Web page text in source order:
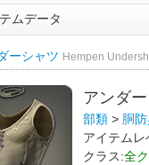
ムデータ
ーシャツ Hempen
アンダ
部類 > 胴
アイテムレ
クラス:全